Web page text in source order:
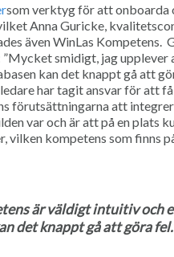
som verktyg för att onboarda
Anna Guricke,
även WinLas Kompetens.
smidigt, jag
kan det knappt gå att
har tagit ansvar för att
förutsättningarna att
var och är att på en plats
kompetens som finns
är väldigt intuitiv och
det knappt gå att göra